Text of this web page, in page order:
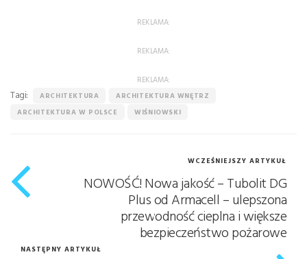
REKLAMA:
REKLAMA:
REKLAMA:
Tagi: ARCHITEKTURA
ARCHITEKTURA WNĘTRZ
ARCHITEKTURA W POLSCE
WIŚNIOWSKI
WCZEŚNIEJSZY ARTYKUŁ
NOWOŚĆ! Nowa jakość – Tubolit DG
Plus od Armacell – ulepszona
przewodność cieplna i większe
bezpieczeństwo pożarowe
NASTĘPNY ARTYKUŁ